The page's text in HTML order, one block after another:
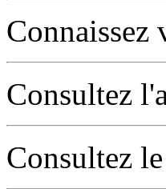
Connaissez
Consultez
Consultez